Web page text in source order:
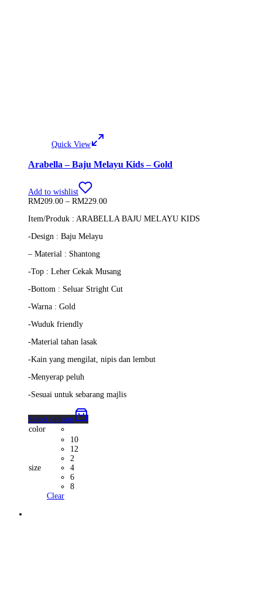
Quick View
Arabella – Baju Melayu Kids – Gold
Add to wishlist
RM209.00 – RM229.00Price
RM209.00
Item/Produk : ARABELLA BAJU MELAYU KIDS
-Design : Baju Melayu
– Material : Shantong
-Top : Leher Cekak Musang
-Bottom : Seluar Stright Cut
-Warna : Gold
-Wuduk friendly
-Material tahan lasak
-Kain yang mengilat, nipis dan lembut
-Menyerap peluh
-Sesuai untuk sebarang majlis
Select options
color
size
10
12
2
4
6
8
Clear